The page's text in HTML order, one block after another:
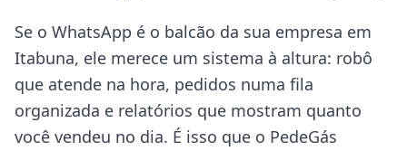
Se o WhatsApp é o balcão da sua empresa em
Itabuna, ele merece um sistema à altura: robô
que atende na hora, pedidos numa fila
organizada e relatórios que mostram quanto
você vendeu no dia. É isso que o PedeGás